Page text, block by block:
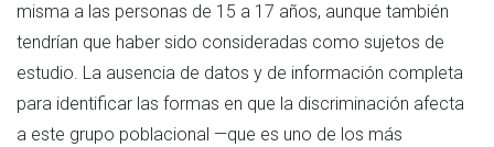
misma a las personas de 15 a 17 años, aunque también
tendrían que haber sido consideradas como sujetos de
estudio. La ausencia de datos y de información completa
para identificar las formas en que la discriminación afecta
a este grupo poblacional —que es uno de los más